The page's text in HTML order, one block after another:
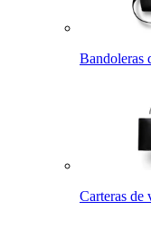
Bandoleras
Carteras